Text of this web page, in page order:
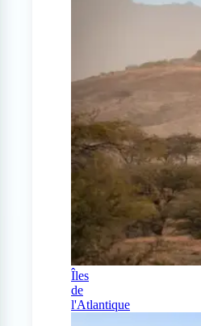
Îles
de
l'Atlantique